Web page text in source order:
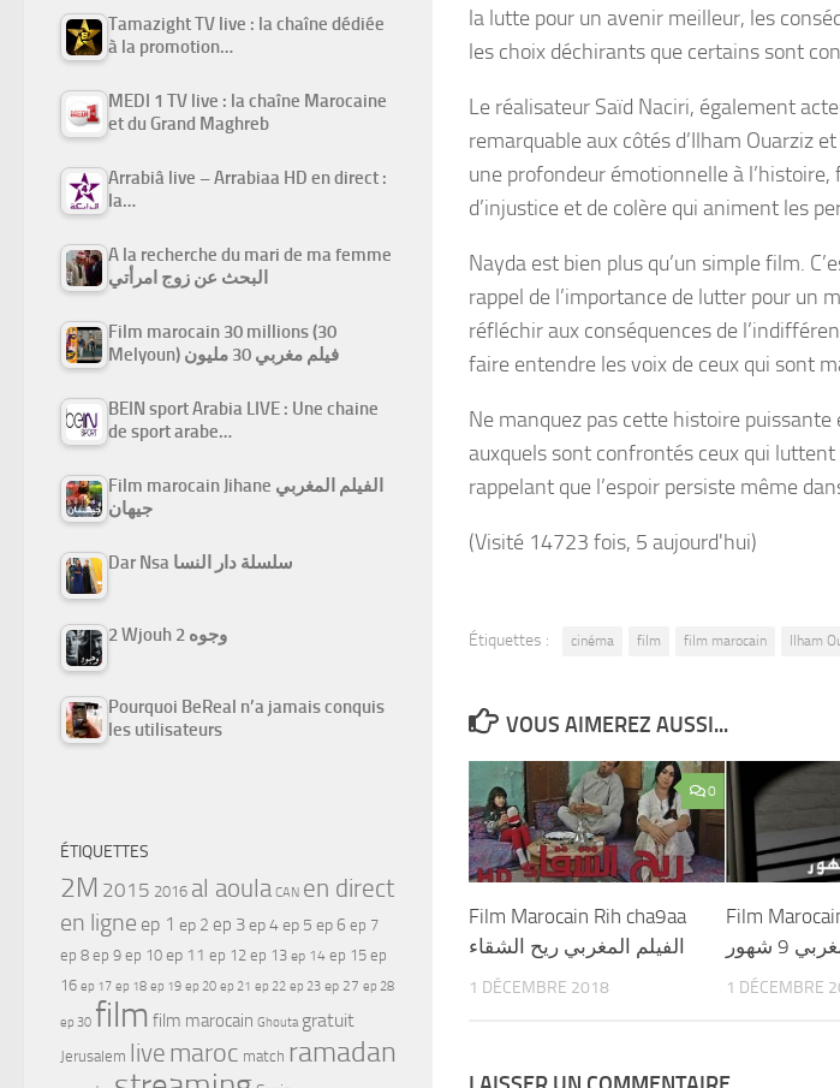
la lutte pour un avenir meilleur, les
les choix déchirants que certains sont
Le réalisateur Saïd Naciri, également
remarquable aux côtés d’Ilham Ouarziz
une profondeur émotionnelle à
d’injustice et de colère qui animent les
Nayda est bien plus qu’un simple film.
rappel de l’importance de lutter pour un
réfléchir aux conséquences de
faire entendre les voix de ceux qui sont
Ne manquez pas cette histoire
auxquels sont confrontés ceux qui
rappelant que l’espoir persiste même
(Visité 14723 fois, 5 aujourd'hui)
Étiquettes : cinéma film film marocain Ilham
VOUS AIMEREZ AUSSI...
0
Film Marocain Rih cha9aa
الفيلم المغربي ريح الشقاء
1 DÉCEMBRE 2018
Film
9 شهور
1 DÉCEMBRE
Tamazight TV live : la chaîne dédiée
à la promotion…
MEDI 1 TV live : la chaîne Marocaine
et du Grand Maghreb
Arrabiâ live – Arrabiaa HD en direct :
la…
A la recherche du mari de ma femme
البحث عن زوج امرأتي
Film marocain 30 millions (30
Melyoun) فيلم مغربي 30 مليون
BEIN sport Arabia LIVE : Une chaine
de sport arabe…
Film marocain Jihane الفيلم المغربي
جيهان
Dar Nsa سلسلة دار النسا
2 Wjouh 2 وجوه
Pourquoi BeReal n’a jamais conquis
les utilisateurs
ÉTIQUETTES
2M 2015 2016 al aoula CAN en direct
en ligne ep 1 ep 2 ep 3ep 4ep 5 ep 6 ep 7
ep 8 ep 9 ep 10 ep 11 ep 12 ep 13 ep 14 ep 15 ep
16 ep 17 ep 18 ep 19 ep 20 ep 21 ep 22 ep 23 ep 27 ep 28
ep 30 film film marocain Ghouta gratuit
Jerusalem live maroc match ramadan